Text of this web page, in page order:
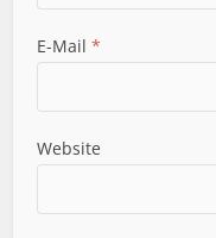
E-Mail*
Website